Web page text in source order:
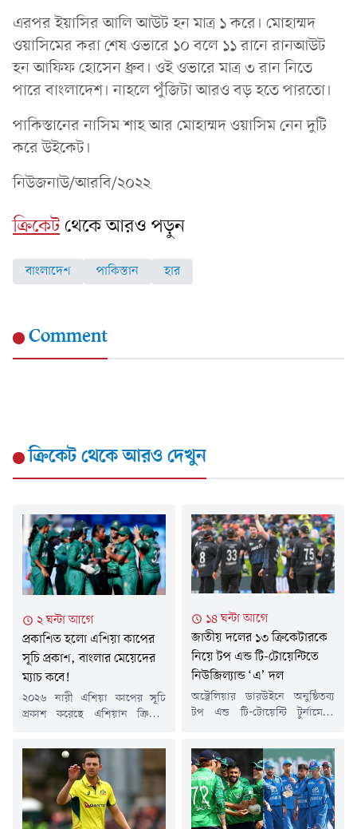
এরপর ইয়াসির আলি আউট হন মাত্র ১ করে। মোহাম্মদ
ওয়াসিমের করা শেষ ওভারে ১০ বলে ১১ রানে রানআউট
হন আফিফ হোসেন ধ্রুব। ওই ওভারে মাত্র ৩ রান নিতে
পারে বাংলাদেশ। নাহলে পুঁজিটা আরও বড় হতে পারতো।
পাকিস্তানের নাসিম শাহ আর মোহাম্মদ ওয়াসিম নেন দুটি
করে উইকেট।
নিউজনাউ/আরবি/২০২২
ক্রিকেটথেকে আরও পড়ুন
বাংলাদেশ পাকিস্তান হার
Comment
ক্রিকেটথেকে আরও দেখুন
২ ঘন্টা আগে
প্রকাশিত হলো এশিয়া কাপের
সূচি প্রকাশ, বাংলার মেয়েদের
ম্যাচ কবে!
২০২৬ নারী এশিয়া কাপের সূচি
প্রকাশ করেছে এশিয়ান ক্রিকেট
শুরু হয়ে ১৩ সেপ্টেম্বর শেষ হবে
মহাদেশীয় শ্রেষ্ঠত্বের এই টুর্নামেন্ট।
সংযুক্ত আরব আমিরাতের দুবাইয়ে
হতে যাওয়া এই টুর্নামেন্টে অংশ
নিচ্ছে আট দল।আট দলকে ভাগ
১৪ ঘন্টা আগে
জাতীয় দলের ১৩ ক্রিকেটারকে
নিয়ে টপ এন্ড টি-টোয়েন্টিতে
নিউজিল্যান্ড ‘এ’ দল
অস্ট্রেলিয়ার ডারউইনে অনুষ্ঠিতব্য
টপ এন্ড টি-টোয়েন্টি টুর্নামেন্টে
নিউজিল্যান্ড 'এ' দল। শক্তিশালী
এই স্কোয়াডে রাখা হয়েছে জাতীয়
দলের হয়ে আন্তর্জাতিক ক্রিকেট
খেলা ১৩ ক্রিকেটারকে। টি-টোয়েন্টি
আসর শেষে কিউইরা ৫০ ওভারের
কয়েকটি ম্যাচও খেলবে।২১ থেকে